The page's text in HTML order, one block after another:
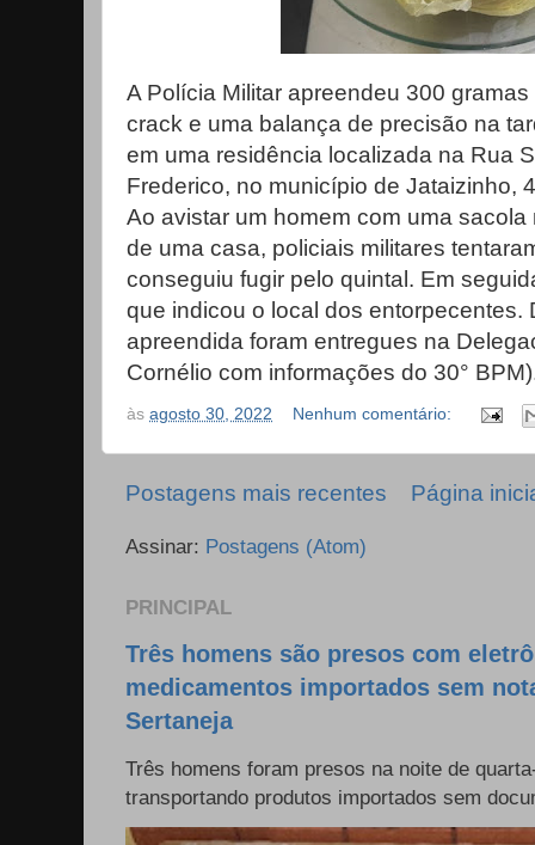
A Polícia Militar apreendeu 300
crack e uma balança de precisão na
em uma residência localizada na Rua
Frederico, no município de Jataizinho,
Ao avistar um homem com uma
de uma casa, policiais militares
conseguiu fugir pelo quintal. Em
que indicou o local dos entorpecentes.
apreendida foram entregues na
Cornélio com informações do 30°
às agosto 30, 2022 Nenhum comentário:
Postagens mais recentes Página
Assinar: Postagens (Atom)
PRINCIPAL
Três homens são presos com
medicamentos importados sem
Sertaneja
Três homens foram presos na noite de
transportando produtos importados sem